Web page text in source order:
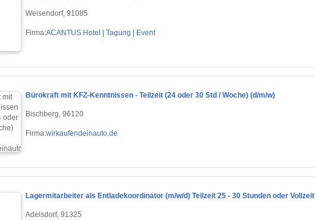
Weisendorf, 91085
Firma:ACANTUS Hotel | Tagung | Event
Bürokraft mit KFZ-Kenntnissen - Teilzeit (24 oder 30 Std / Woche) (d/m/w)
Bischberg, 96120
Firma:wirkaufendeinauto.de
Lagermitarbeiter als Entladekoordinator (m/w/d) Teilzeit 25 - 30 Stunden oder Vollzeit
Adelsdorf, 91325